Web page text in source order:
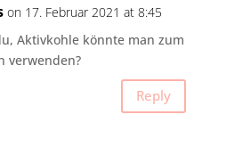
on 17. Februar 2021 at 8:45
Aktivkohle könnte man zum
verwenden?
Reply